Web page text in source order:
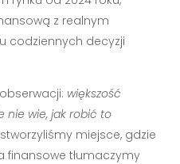
z realnym
codziennych decyzji
większość
nie wie, jak robić to
miejsce, gdzie
finansowe tłumaczymy